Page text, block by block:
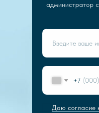
администратор
+7
Даю согласие